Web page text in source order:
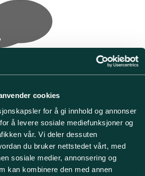
cookies
for å gi innhold og annonser
å levere sosiale mediefunksjoner og
vår. Vi deler dessuten
du bruker nettstedet vårt, med
sosiale medier, annonsering og
kan kombinere den med annen